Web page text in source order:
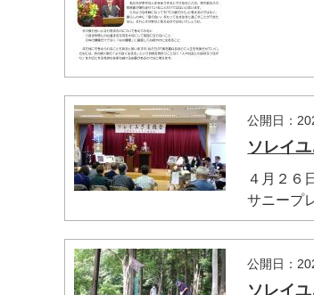
公開日：
ソレイ
４月２６
サニープ
公開日：
ソレイ
マイメディア検索